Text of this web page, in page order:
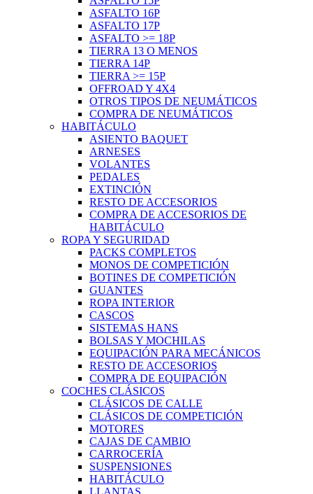
ASFALTO 16P
ASFALTO 17P
ASFALTO >= 18P
TIERRA 13 O MENOS
TIERRA 14P
TIERRA >= 15P
OFFROAD Y 4X4
OTROS TIPOS DE NEUMÁTICOS
COMPRA DE NEUMÁTICOS
HABITÁCULO
ASIENTO BAQUET
ARNESES
VOLANTES
PEDALES
EXTINCIÓN
RESTO DE ACCESORIOS
COMPRA DE ACCESORIOS DE
HABITÁCULO
ROPA Y SEGURIDAD
PACKS COMPLETOS
MONOS DE COMPETICIÓN
BOTINES DE COMPETICIÓN
GUANTES
ROPA INTERIOR
CASCOS
SISTEMAS HANS
BOLSAS Y MOCHILAS
EQUIPACIÓN PARA MECÁNICOS
RESTO DE ACCESORIOS
COMPRA DE EQUIPACIÓN
COCHES CLÁSICOS
CLÁSICOS DE CALLE
CLÁSICOS DE COMPETICIÓN
MOTORES
CAJAS DE CAMBIO
CARROCERÍA
SUSPENSIONES
HABITÁCULO
LLANTAS